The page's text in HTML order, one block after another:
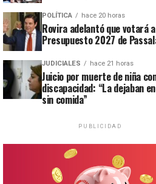
POLÍTICA hace 20 horas
Rovira adelantó que votará
Presupuesto 2027 de
JUDICIALES hace 21 horas
Juicio por muerte de niña
discapacidad: “La dejaban
sin comida”
PUBLICIDAD